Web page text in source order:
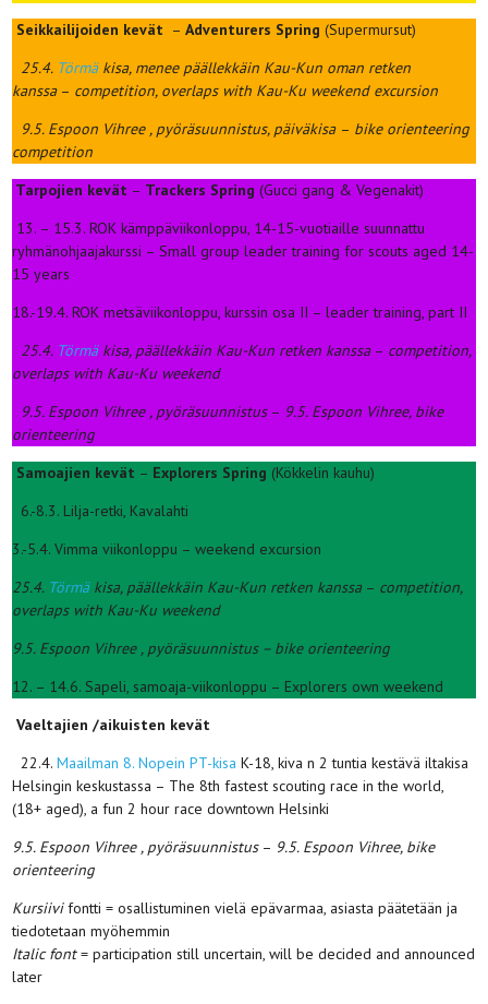
Seikkailijoiden kevät –Adventurers Spring (Supermursut)
25.4. Törmäkisa, menee päällekkäin Kau-Kun oman retken
kanssa– competition, overlaps with Kau-Ku weekend excursion
9.5. Espoon Vihree , pyöräsuunnistus, päiväkisa – bike orienteering
competition
Tarpojien kevät – Trackers Spring (Gucci gang & Vegenakit)
13. – 15.3. ROK kämppäviikonloppu, 14-15-vuotiaille suunnattu
ryhmänohjaajakurssi – Small group leader training for scouts aged 14-
15 years
18.-19.4. ROK metsäviikonloppu, kurssin osa II – leader training, part II
25.4. Törmäkisa, päällekkäin Kau-Kun retken kanssa– competition,
overlaps with Kau-Ku weekend
9.5. Espoon Vihree , pyöräsuunnistus– 9.5. Espoon Vihree, bike
orienteering
Samoajien kevät – Explorers Spring (Kökkelin kauhu)
6.-8.3. Lilja-retki, Kavalahti
3.-5.4. Vimma viikonloppu – weekend excursion
25.4. Törmäkisa, päällekkäin Kau-Kun retken kanssa– competition,
overlaps with Kau-Ku weekend
9.5. Espoon Vihree , pyöräsuunnistus – bike orienteering
12. – 14.6. Sapeli, samoaja-viikonloppu – Explorers own weekend
Vaeltajien /aikuisten kevät
22.4.Maailman 8. Nopein PT-kisa K-18, kiva n 2 tuntia kestävä iltakisa
Helsingin keskustassa – The 8th fastest scouting race in the world,
(18+ aged), a fun 2 hour race downtown Helsinki
9.5. Espoon Vihree , pyöräsuunnistus– 9.5. Espoon Vihree, bike
orienteering
Kursiivifontti = osallistuminen vielä epävarmaa, asiasta päätetään ja
tiedotetaan myöhemmin
Italic font= participation still uncertain, will be decided and announced
later